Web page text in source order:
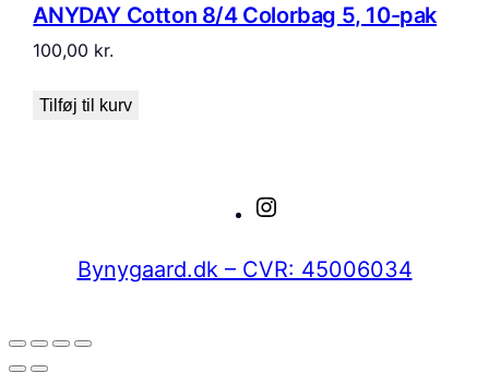
ANYDAY Cotton 8/4 Colorbag 5, 10-pak
100,00 kr.
Tilføj til kurv
Bynygaard.dk – CVR: 45006034